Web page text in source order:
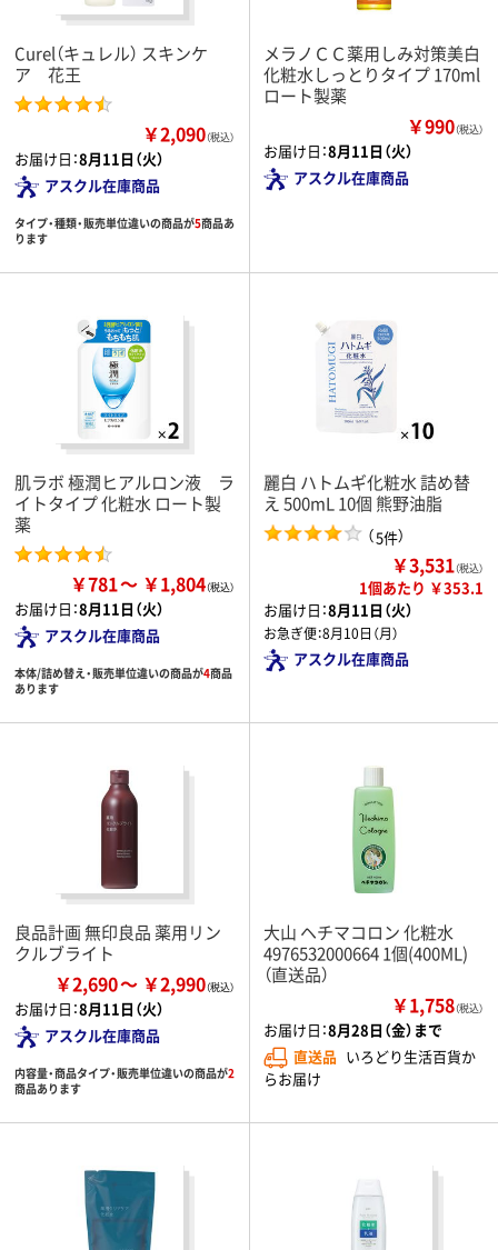
Curel（キュレル） スキンケ
ア 花王
￥2,090（税込）
お届け日：8月11日（火）
アスクル在庫商品
タイプ・種類・販売単位違いの商品が5商品あ
ります
メラノＣＣ薬用しみ対策美白
化粧水しっとりタイプ 170ml
ロート製薬
￥990（税込）
お届け日：8月11日（火）
アスクル在庫商品
肌ラボ 極潤ヒアルロン液 ラ
イトタイプ 化粧水 ロート製
薬
￥781 ￥1,804
お届け日：8月11日（火）
アスクル在庫商品
本体/詰め替え・販売単位違いの商品が4商品
あります
麗白 ハトムギ化粧水 詰め替
え 500mL 10個 熊野油脂
（5件）
￥3,531（税込）
1個あたり ￥353.1
お届け日：8月11日（火）
お急ぎ便：8月10日（月）
アスクル在庫商品
良品計画 無印良品 薬用リン
クルブライト
￥2,690 ￥2,990
お届け日：8月11日（火）
アスクル在庫商品
内容量・商品タイプ・販売単位違いの商品が2
商品あります
大山 ヘチマコロン 化粧水
4976532000664 1個(400ML)
（直送品）
￥1,758（税込）
お届け日：8月28日（金）まで
直送品 いろどり生活百貨か
らお届け